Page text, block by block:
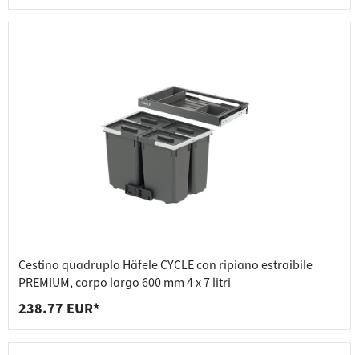
Cestino quadruplo Häfele CYCLE con ripiano estraibile
PREMIUM, corpo largo 600 mm 4 x 7 litri
238.77 EUR*